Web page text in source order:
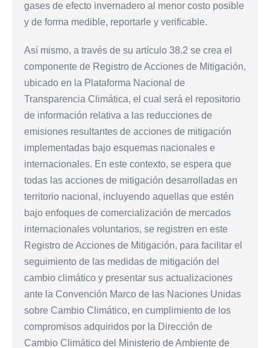
gases de efecto invernadero al menor costo posible
y de forma medible, reportarle y verificable.
Así mismo, a través de su artículo 38.2 se crea el
componente de Registro de Acciones de Mitigación,
ubicado en la Plataforma Nacional de
Transparencia Climática, el cual será el repositorio
de información relativa a las reducciones de
emisiones resultantes de acciones de mitigación
implementadas bajo esquemas nacionales e
internacionales. En este contexto, se espera que
todas las acciones de mitigación desarrolladas en
territorio nacional, incluyendo aquellas que estén
bajo enfoques de comercialización de mercados
internacionales voluntarios, se registren en este
Registro de Acciones de Mitigación, para facilitar el
seguimiento de las medidas de mitigación del
cambio climático y presentar sus actualizaciones
ante la Convención Marco de las Naciones Unidas
sobre Cambio Climático, en cumplimiento de los
compromisos adquiridos por la Dirección de
Cambio Climático del Ministerio de Ambiente de